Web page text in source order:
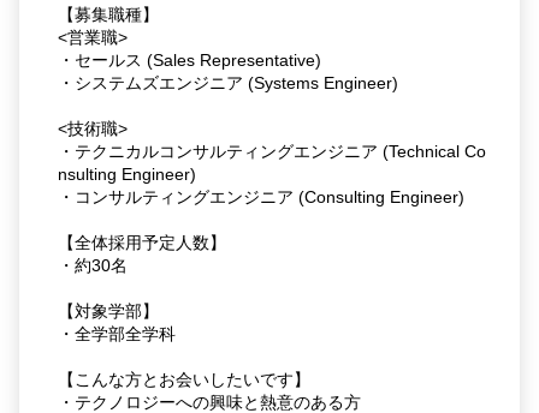
【募集職種】
<営業職>
・セールス (Sales Representative)
・システムズエンジニア (Systems Engineer)
<技術職>
・テクニカルコンサルティングエンジニア (Technical Co
nsulting Engineer)
・コンサルティングエンジニア (Consulting Engineer)
【全体採用予定人数】
・約30名
【対象学部】
・全学部全学科
【こんな方とお会いしたいです】
・テクノロジーへの興味と熱意のある方